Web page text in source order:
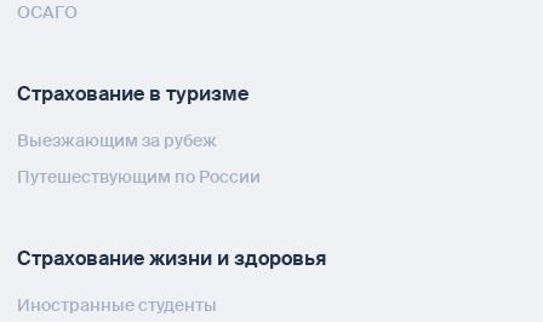
ОСАГО
Страхование в туризме
Выезжающим за рубеж
Путешествующим по России
Страхование жизни и здоровья
Иностранные студенты